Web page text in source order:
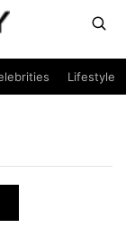
Lifestyle